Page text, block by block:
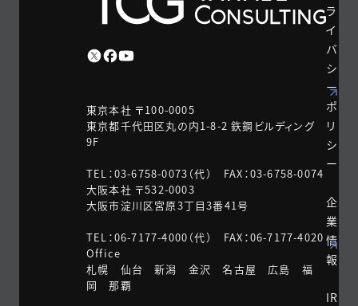
東京本社 〒100-0005
東京都千代田区丸の内1-8-2 鉃鋼ビルディング
9F
TEL：03-6758-0073（代） FAX：03-6758-0074
大阪本社 〒532-0003
大阪市淀川区宮原3丁目3番41号
TEL：06-7177-4000（代） FAX：06-7177-4020
Office
札幌 仙台 新潟 金沢 名古屋 広島 福
岡 那覇
ラ
イ
バ
シ
ー
ポ
リ
シ
ー
企
業
情
報
IR